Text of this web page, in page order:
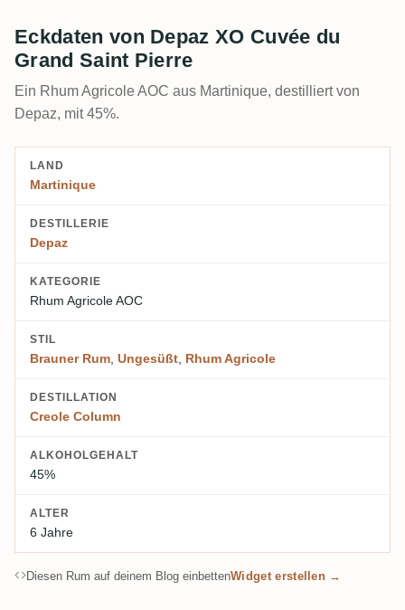
Eckdaten von Depaz XO Cuvée du
Grand Saint Pierre
Ein Rhum Agricole AOC aus Martinique, destilliert von
Depaz, mit 45%.
LAND
Martinique
DESTILLERIE
Depaz
KATEGORIE
Rhum Agricole AOC
STIL
Brauner Rum, Ungesüßt, Rhum Agricole
DESTILLATION
Creole Column
ALKOHOLGEHALT
45%
ALTER
6 Jahre
Diesen Rum auf deinem Blog einbettenWidget erstellen →